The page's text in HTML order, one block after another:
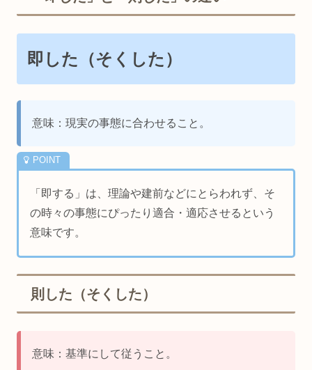
即した（そくした）
意味：現実の事態に合わせること。
「即する」は、理論や建前などにとらわれず、そ
の時々の事態にぴったり適合・適応させるという
意味です。
則した（そくした）
意味：基準にして従うこと。